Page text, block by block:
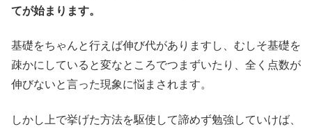
てが始まります。
基礎をちゃんと行えば伸び代がありますし、むしそ基礎を
疎かにしていると変なところでつまずいたり、全く点数が
伸びないと言った現象に悩まされます。
しかし上で挙げた方法を駆使して諦めず勉強していけば、